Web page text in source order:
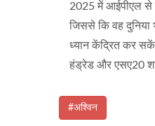
2025 में आईपीएल से
जिससे कि वह दुनिया
ध्यान केंद्रित कर सकें
हंड्रेड और एसए20
#अश्विन